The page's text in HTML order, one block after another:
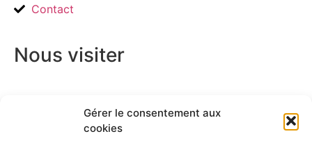
Gérer le consentement aux
cookies
Contact
Nous visiter